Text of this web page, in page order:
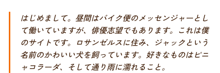
はじめまして。昼間はバイク便のメッセンジャーとし
て働いていますが、俳優志望でもあります。これは僕
のサイトです。ロサンゼルスに住み、ジャックという
名前のかわいい犬を飼っています。好きなものはピニ
ャコラーダ、そして通り雨に濡れること。